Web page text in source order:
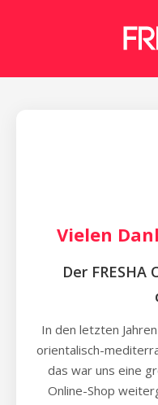
Vielen
Der
In den letzten
orientalisch-
das war uns eine
Online-Shop